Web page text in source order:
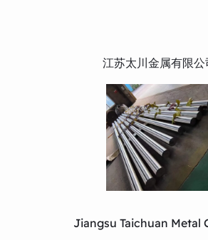
江苏太川金属有限公
Jiangsu Taichuan Metal